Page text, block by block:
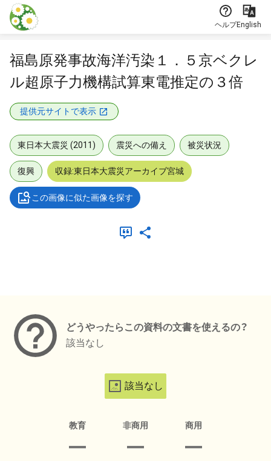
本文に飛ぶ
ヘルプEnglish
福島原発事故海洋汚染１．５京ベクレ
ル超原子力機構試算東電推定の３倍
提供元サイトで表示
東日本大震災 (2011) 震災への備え 被災状況
復興 収録:東日本大震災アーカイブ宮城
この画像に似た画像を探す
どうやったらこの資料の文書を使えるの？
該当なし
該当なし
教育 非商用 商用